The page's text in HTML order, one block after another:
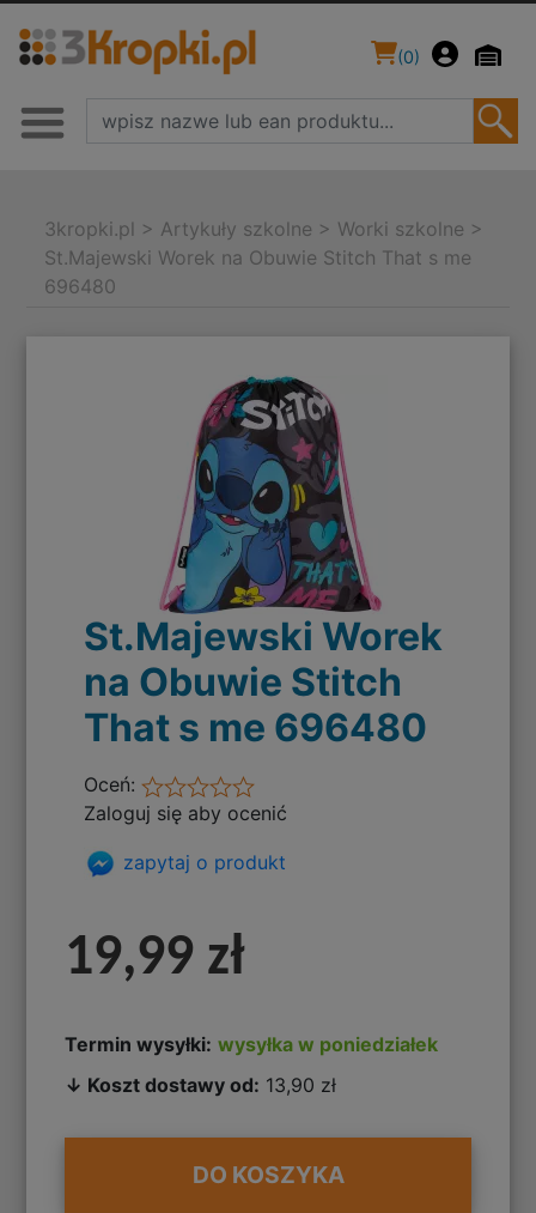
(0)
3kropki.pl > Artykuły szkolne > Worki szkolne >
St.Majewski Worek na Obuwie Stitch That s me
696480
St.Majewski Worek
na Obuwie Stitch
That s me 696480
Oceń:
Zaloguj się aby ocenić
zapytaj o produkt
19,99 zł
Termin wysyłki: wysyłka w poniedziałek
↓ Koszt dostawy od: 13,90 zł
DO KOSZYKA